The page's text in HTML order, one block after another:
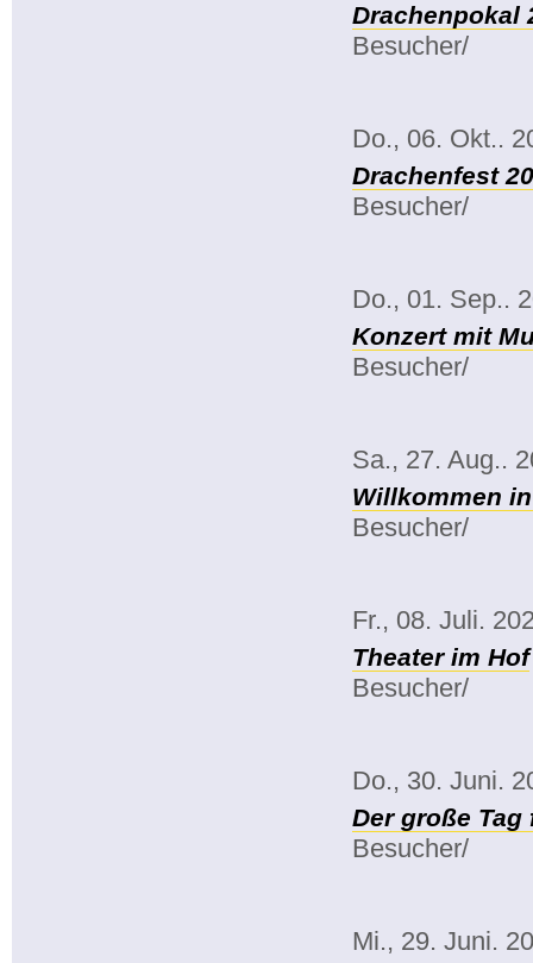
Drachenpokal
Besucher/
Do., 06. Okt..
Drachenfest
Besucher/
Do., 01. Sep..
Konzert mit
Besucher/
Sa., 27. Aug..
Willkommen
Besucher/
Fr., 08. Juli.
Theater im Hof
Besucher/
Do., 30. Juni.
Der große
Besucher/
Mi., 29. Juni.